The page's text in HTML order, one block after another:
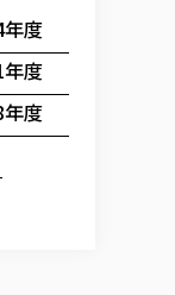
度
度
度